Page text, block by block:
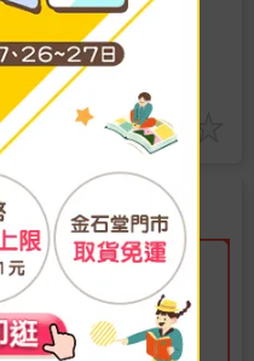
唐香燕 著
出版
2026/02/10 出版
折 特價
加入購物車